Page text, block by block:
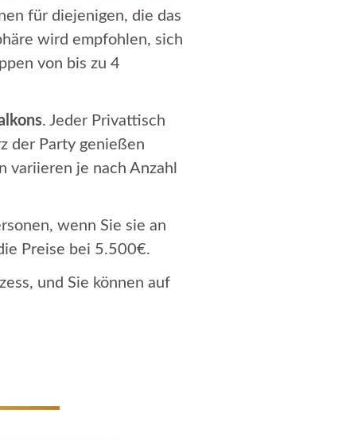
für diejenigen, die das
wird empfohlen, sich
von bis zu 4
. Jeder Privattisch
der Party genießen
variieren je nach Anzahl
wenn Sie sie an
Preise bei 5.500€.
und Sie können auf